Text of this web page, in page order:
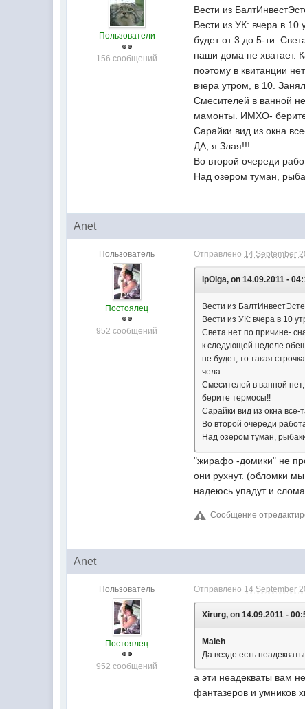
Пользователи
156 сообщений
Вести из
Вести из УК: вчера в 10
будет от 3 до 5-ти.
наши дома не хватает.
поэтому в квитанции
вчера утром, в 10.
Смесителей в ванной
мамонты. ИМХО-
Сарайки вид из окна
ДА, я Злая!!!
Во второй очереди
Над озером туман,
Anet
Пользователь
Постоялец
952 сообщений
Отправлено 14 September
ipOlga, on 14.09.2011 -
Вести из
Вести из УК: вчера в 10
Света нет по причине-
к следующей неделе
не будет, то такая
чела.
Смесителей в ванной
берите термосы!!
Сарайки вид из окна
Во второй очереди
Над озером туман,
"жирафо -домики" не
они рухнут. (обломки
надеюсь упадут и
Сообщение
Anet
Пользователь
Постоялец
952 сообщений
Отправлено 14 September
Xirurg, on 14.09.2011 -
Maleh
Да везде есть
а эти неадекваты вам
фантазеров и умников